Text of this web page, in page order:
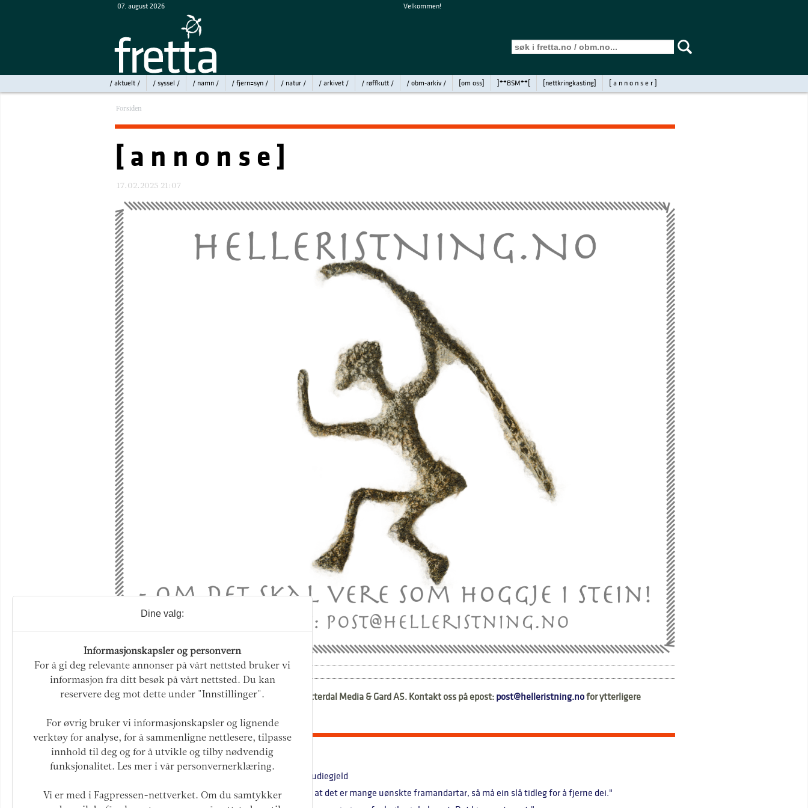
07. august 2026 Velkommen!
/ aktuelt / / syssel / / namn / / fjern=syn / / natur / / arkivet / / røffkutt / / obm-arkiv / [om oss] ]**BSM**[ [nettkringkasting] [ a n n o n s e r ]
Forsiden
[ a n n o n s e ]
17.02.2025 21:07
Helleristning er et grafisk konsept i regi av Otterdal Media & Gard AS. Kontakt oss på epost: post@helleristning.nofor ytterligere
Flere saker
/ aktuelt / Vestlandet på topp i sletting av studiegjeld
/ natur / "Noko av problemet i vegkantane er at det er mange uønskte framandartar, så må ein slå tidleg for å fjerne dei."
Dine valg:
Informasjonskapsler og personvern
For å gi deg relevante annonser på vårt nettsted bruker vi
informasjon fra ditt besøk på vårt nettsted. Du kan
reservere deg mot dette under "Innstillinger".
For øvrig bruker vi informasjonskapsler og lignende
verktøy for analyse, for å sammenligne nettlesere, tilpasse
innhold til deg og for å utvikle og tilby nødvendig
funksjonalitet. Les mer i vår personvernerklæring.
Vi er med i Fagpressen-nettverket. Om du samtykker